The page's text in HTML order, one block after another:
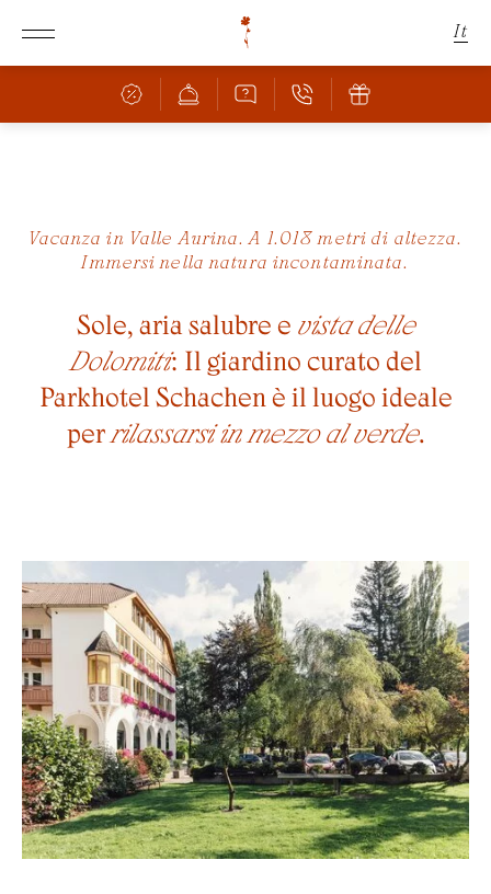
It
De
LO SCHACHEN
POSIZIONE INCANTEVOLE
Camere & Offerte
CAMERE & PREZZI
OFFERTE
SERVIZI INCLUSI
FAMIGLIA CON BAMBINI
Cucina
BAR & RISTORANTE
PIZZERIA
Benessere
Natura
VALLE AURINA
LO SKIWORLD
ESPERIENZE
Vacanza in Valle Aurina. A 1.018 metri di altezza.
Immersi nella natura incontaminata.
Sole, aria salubre e vista delle
Dolomiti: Il giardino curato del
Parkhotel Schachen è il luogo ideale
perrilassarsi in mezzo al verde.